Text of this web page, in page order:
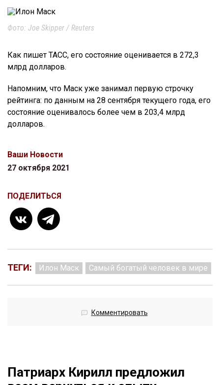
Фото: Joe Skipper / Reuters
Как пишет ТАСС, его состояние оценивается в 272,3
млрд долларов.
Напомним, что Маск уже занимал первую строчку
рейтинга: по данным на 28 сентября текущего года, его
состояние оценивалось более чем в 203,4 млрд
долларов.
Ваши Новости
27 октября 2021
ПОДЕЛИТЬСЯ
ТЕГИ: Илон Маск Самый богатый человек в мире
Комментировать
Патриарх Кирилл предложил